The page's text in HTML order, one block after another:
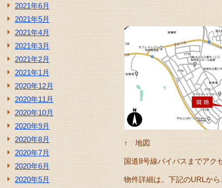
2021年6月
2021年5月
2021年4月
2021年3月
2021年2月
2021年1月
2020年12月
2020年11月
2020年10月
2020年9月
2020年8月
2020年7月
2020年6月
2020年5月
↑ 地図
国道8号線バイパスまでアク
物件詳細は。下記のURLか